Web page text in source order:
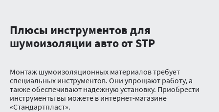
Плюсы инструментов для
шумоизоляции авто от STP
Монтаж шумоизоляционных материалов требует
специальных инструментов. Они упрощают работу, а
также обеспечивают надежную установку. Приобрести
инструменты вы можете в интернет-магазине
«Стандартпласт».